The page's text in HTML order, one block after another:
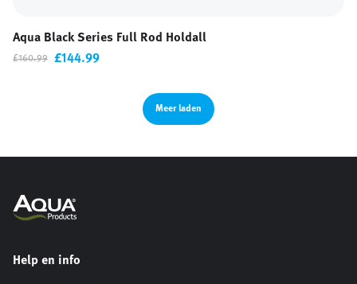
Aqua Black Series Full Rod Holdall
£160.99 £144.99
Meer laden
Help en info